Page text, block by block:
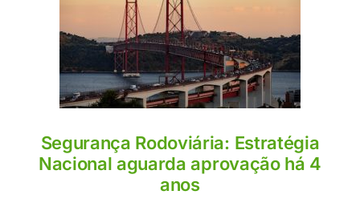
Segurança Rodoviária: Estratégia
Nacional aguarda aprovação há 4
anos